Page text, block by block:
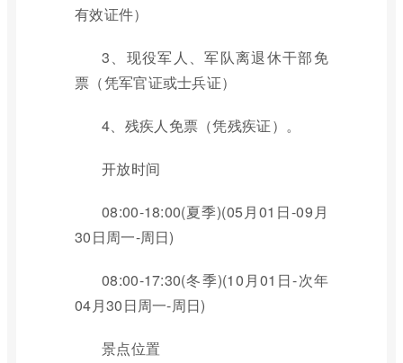
有效证件）
3、现役军人、军队离退休干部免
票（凭军官证或士兵证）
4、残疾人免票（凭残疾证）。
开放时间
08:00-18:00(夏季)(05月01日-09月
30日周一-周日)
08:00-17:30(冬季)(10月01日-次年
04月30日周一-周日)
景点位置